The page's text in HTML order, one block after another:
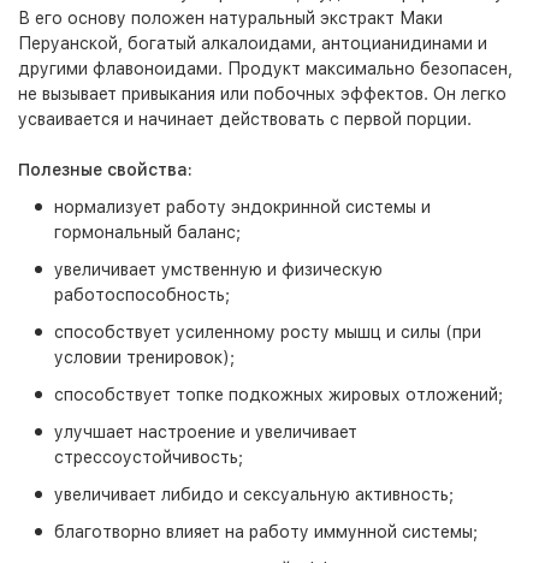
В его основу положен натуральный экстракт Маки
Перуанской, богатый алкалоидами, антоцианидинами и
другими флавоноидами. Продукт максимально безопасен,
не вызывает привыкания или побочных эффектов. Он легко
усваивается и начинает действовать с первой порции.
Полезные свойства:
нормализует работу эндокринной системы и
гормональный баланс;
увеличивает умственную и физическую
работоспособность;
способствует усиленному росту мышц и силы (при
условии тренировок);
способствует топке подкожных жировых отложений;
улучшает настроение и увеличивает
стрессоустойчивость;
увеличивает либидо и сексуальную активность;
благотворно влияет на работу иммунной системы;